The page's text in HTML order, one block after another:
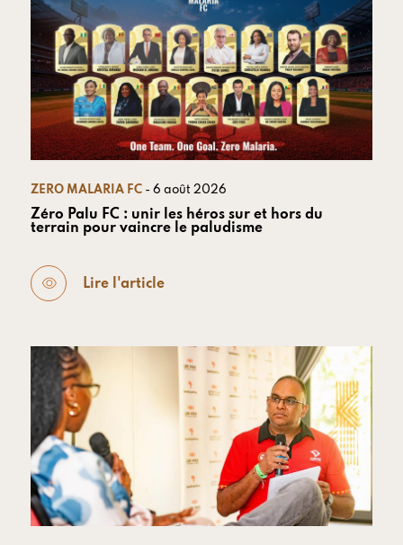
ZERO MALARIA FC - 6 août 2026
Zéro Palu FC : unir les héros sur et hors du
terrain pour vaincre le paludisme
Lire l'article